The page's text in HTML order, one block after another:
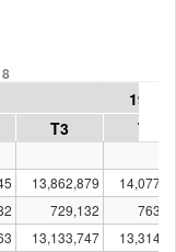
1993
T3 T4
13,862,879
729,132
13,133,747